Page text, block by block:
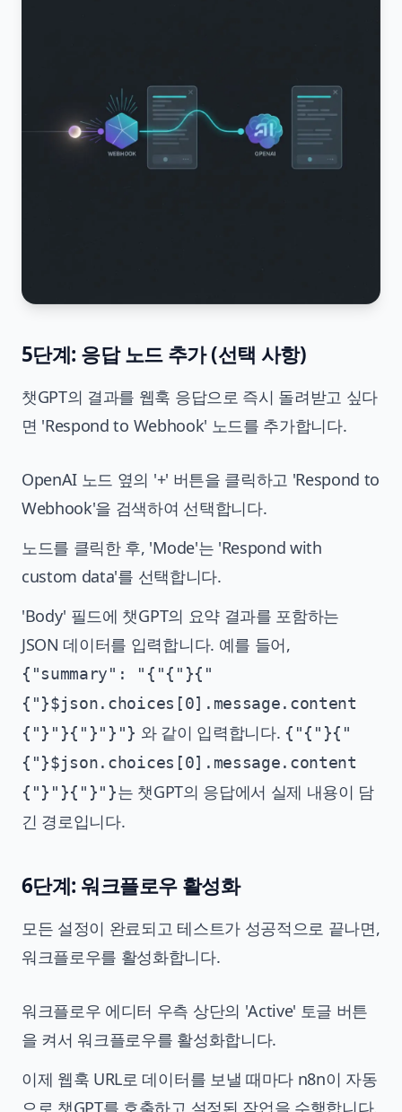
5단계: 응답 노드 추가 (선택 사항)
챗GPT의 결과를 웹훅 응답으로 즉시 돌려받고 싶다
면 'Respond to Webhook' 노드를 추가합니다.
OpenAI 노드 옆의 '+' 버튼을 클릭하고 'Respond to
Webhook'을 검색하여 선택합니다.
노드를 클릭한 후, 'Mode'는 'Respond with
custom data'를 선택합니다.
'Body' 필드에 챗GPT의 요약 결과를 포함하는
JSON 데이터를 입력합니다. 예를 들어,
{"summary": "{"{"}{"
{"}$json.choices[0].message.content
{"}"}{"}"}"} 와 같이 입력합니다. {"{"}{"
{"}$json.choices[0].message.content
{"}"}{"}"}는 챗GPT의 응답에서 실제 내용이 담
긴 경로입니다.
6단계: 워크플로우 활성화
모든 설정이 완료되고 테스트가 성공적으로 끝나면,
워크플로우를 활성화합니다.
워크플로우 에디터 우측 상단의 'Active' 토글 버튼
을 켜서 워크플로우를 활성화합니다.
이제 웹훅 URL로 데이터를 보낼 때마다 n8n이 자동